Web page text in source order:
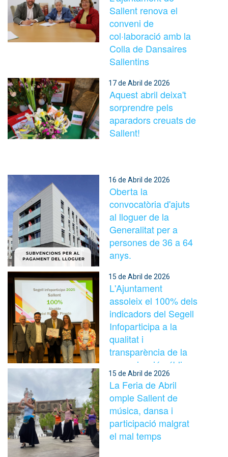
Sallent renova el
conveni de
col·laboració amb la
Colla de Dansaires
Sallentins
17 de Abril de 2026
Aquest abril deixa't
sorprendre pels
aparadors creuats de
Sallent!
16 de Abril de 2026
Oberta la
convocatòria d'ajuts
al lloguer de la
Generalitat per a
persones de 36 a 64
anys.
15 de Abril de 2026
L'Ajuntament
assoleix el 100% dels
indicadors del Segell
Infoparticipa a la
qualitat i
transparència de la
comunicació pública
15 de Abril de 2026
La Feria de Abril
omple Sallent de
música, dansa i
participació malgrat
el mal temps